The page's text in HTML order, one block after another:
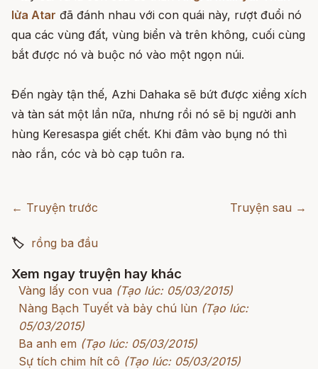
lửa Atar đã đánh nhau với con quái này, rượt đuổi nó
qua các vùng đất, vùng biển và trên không, cuối cùng
bắt được nó và buộc nó vào một ngọn núi.
Đến ngày tận thế, Azhi Dahaka sẽ bứt được xiềng xích
và tàn sát một lần nữa, nhưng rồi nó sẽ bị người anh
hùng Keresaspa giết chết. Khi đâm vào bụng nó thì
nào rắn, cóc và bò cạp tuôn ra.
← Truyện trước Truyện sau →
🏷 rồng ba đầu
Xem ngay truyện hay khác
Vàng lấy con vua (Tạo lúc: 05/03/2015)
Nàng Bạch Tuyết và bảy chú lùn (Tạo lúc:
05/03/2015)
Ba anh em (Tạo lúc: 05/03/2015)
Sự tích chim hít cô (Tạo lúc: 05/03/2015)